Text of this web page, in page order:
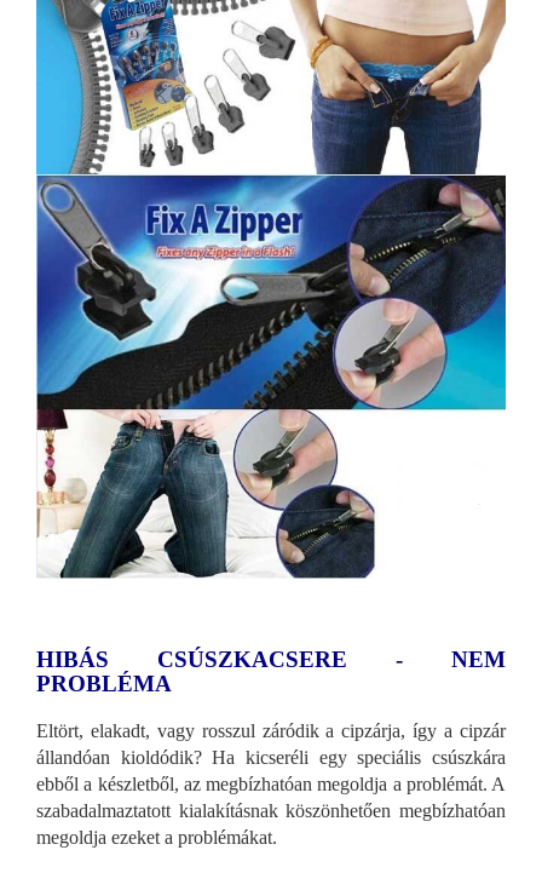
HIBÁS CSÚSZKACSERE - NEM
PROBLÉMA
Eltört, elakadt, vagy rosszul záródik a cipzárja, így a cipzár
állandóan kioldódik? Ha kicseréli egy speciális csúszkára
ebből a készletből, az megbízhatóan megoldja a problémát. A
szabadalmaztatott kialakításnak köszönhetően megbízhatóan
megoldja ezeket a problémákat.